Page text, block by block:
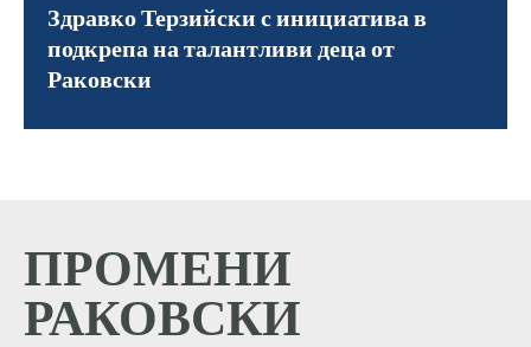
Здравко Терзийски с инициатива в
подкрепа на талантливи деца от
Раковски
ПРОМЕНИ
РАКОВСКИ